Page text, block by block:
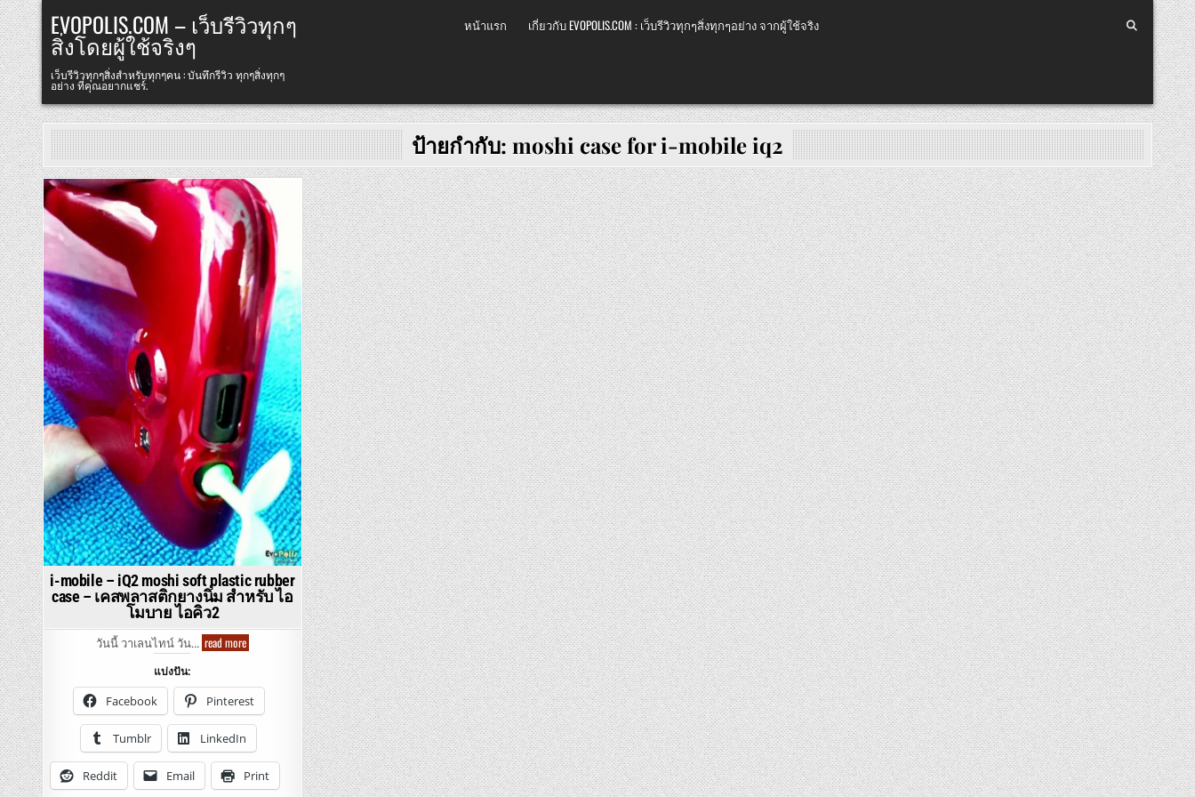
Skip
to
content
EVOPOLIS.COM – เว็บรีวิวทุกๆ
สิ่งโดยผู้ใช้จริงๆ
เว็บรีวิวทุกๆสิ่งสำหรับทุกๆคน : บันทึกรีวิว ทุกๆสิ่งทุกๆ
อย่าง ที่คุณอยากแชร์.
หน้าแรก เกี่ยวกับ EVOPOLIS.COM : เว็บรีวิวทุกๆสิ่งทุกๆอย่าง จากผู้ใช้จริง
ป้ายกำกับ: moshi case for i-mobile iq2
Posted
in
i-mobile – iQ2 moshi soft plastic rubber
case – เคสพลาสติกยางนิ่ม สำหรับ ไอ
โมบาย ไอคิว2
วันนี้ วาเลนไทน์ วัน… read morei-
mobile
moshi
soft
plastic
rubber
case
–
เคส
พลาสติก
ยาง
นิ่ม
แบ่งปัน:
Facebook Pinterest
Tumblr LinkedIn
Reddit Email Print